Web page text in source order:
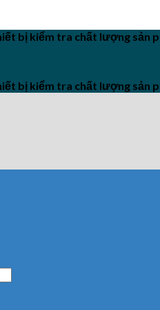
bị kiểm tra chất lượng sản
bị kiểm tra chất lượng sản